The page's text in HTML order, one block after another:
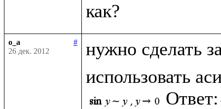
o_a
#
26 дек. 2012
нужно сделать
использовать
Ответ: